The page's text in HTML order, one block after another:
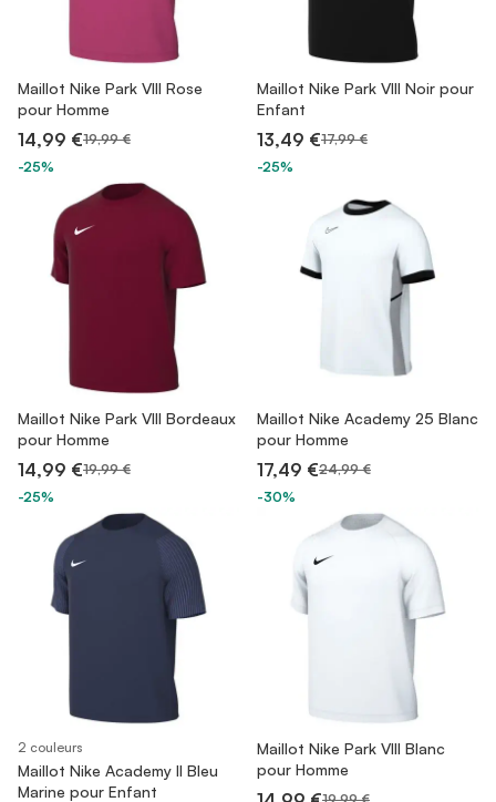
Maillot Nike Park VIII Rose
pour Homme
14,99 €19,99 €
-25%
Maillot Nike Park VIII Noir pour
Enfant
13,49 €17,99 €
-25%
Maillot Nike Park VIII Bordeaux
pour Homme
14,99 €19,99 €
-25%
Maillot Nike Academy 25 Blanc
pour Homme
17,49 €24,99 €
-30%
2 couleurs
Maillot Nike Academy II Bleu
Marine pour Enfant
Maillot Nike Park VIII Blanc
pour Homme